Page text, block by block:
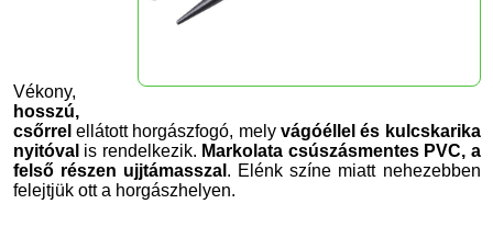
Vékony,
hosszú,
csőrrel ellátott horgászfogó, melyvágóéllel és kulcskarika
nyitóval is rendelkezik. Markolata csúszásmentes PVC, a
felső részen ujjtámasszal . Elénk színe miatt nehezebben
felejtjük ott a horgászhelyen.